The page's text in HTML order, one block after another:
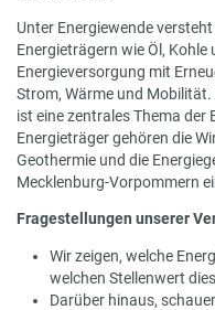
Unter Energiewende
Energieträgern wie Öl,
Energieversorgung mit
Strom, Wärme und
ist eine zentrales Thema der
Energieträger gehören die
Geothermie und die
Mecklenburg-Vorpommern
Fragestellungen unserer
Wir zeigen, welche
welchen Stellenwert
Darüber hinaus,